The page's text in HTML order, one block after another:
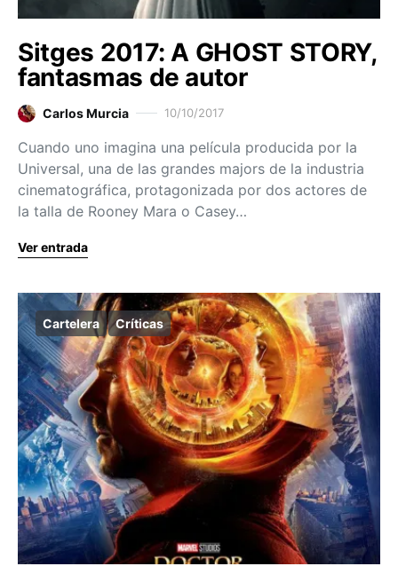
Sitges 2017: A GHOST STORY,
fantasmas de autor
Carlos Murcia 10/10/2017
Cuando uno imagina una película producida por la
Universal, una de las grandes majors de la industria
cinematográfica, protagonizada por dos actores de
la talla de Rooney Mara o Casey…
Ver entrada
Cartelera Críticas